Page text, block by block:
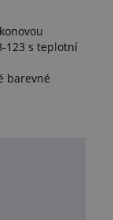
123 s teplotní
barevné